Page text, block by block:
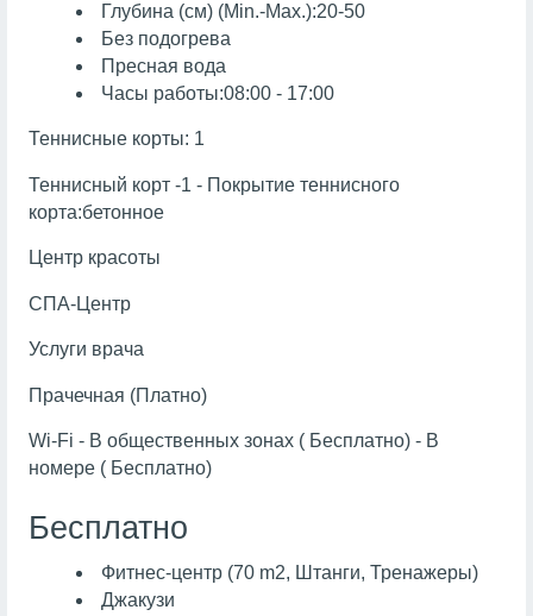
Глубина (см) (Min.-Max.):20-50
Без подогрева
Пресная вода
Часы работы:08:00 - 17:00
Теннисные корты: 1
Теннисный корт -1 - Покрытие теннисного
корта:бетонное
Центр красоты
СПА-Центр
Услуги врача
Прачечная (Платно)
Wi-Fi - В общественных зонах ( Бесплатно) - В
номере ( Бесплатно)
Бесплатно
Фитнес-центр (70 m2, Штанги, Тренажеры)
Джакузи